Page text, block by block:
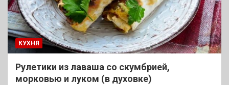
КУХНЯ
Рулетики из лаваша со скумбрией,
морковью и луком (в духовке)